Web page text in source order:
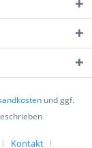
und ggf.
Kontakt